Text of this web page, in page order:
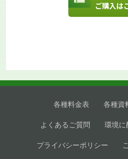
ご購入は
各種料金表 各種資
よくあるご質問 環境に
プライバシーポリシー